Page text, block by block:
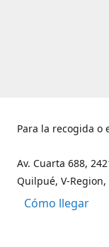
Para la recogida o
Av. Cuarta 688,
Quilpué, V-Region,
Cómo llegar